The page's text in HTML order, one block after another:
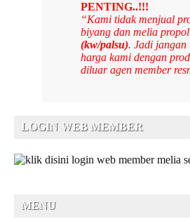
PENTING..!!!
“Kami tidak menjual
biyang dan melia
(kw/palsu). Jadi jangan
harga kami dengan
diluar agen member
LOGIN WEB MEMBER
MENU